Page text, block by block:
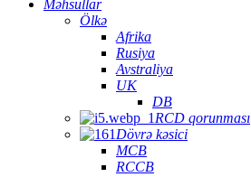
Məhsullar
Ölkə
Afrika
Rusiya
Avstraliya
UK
DB
RCD qorunması
Dövrə kəsici
MCB
RCCB